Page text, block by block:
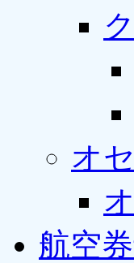
オ
航空